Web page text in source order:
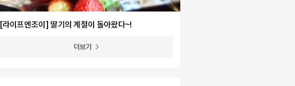
[라이프엔조이] 딸기의 계절이 돌아왔다~!
더보기